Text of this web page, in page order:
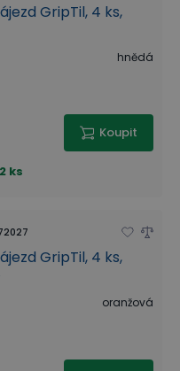
GripTil, 4 ks,
hnědá
Koupit
2 ks
GripTil, 4 ks,
oranžová